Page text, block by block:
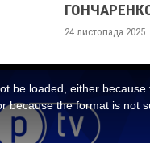
ГОНЧАРЕНКОМ
24 листопада 2025 0